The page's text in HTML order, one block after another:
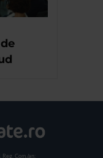
Reg. Com./an: